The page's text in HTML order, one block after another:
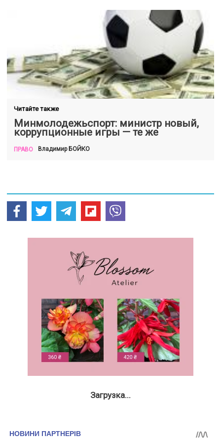
Читайте также
Минмолодежьспорт: министр новый,
коррупционные игры — те же
ПРАВО ВладимирБОЙКО
Загрузка...